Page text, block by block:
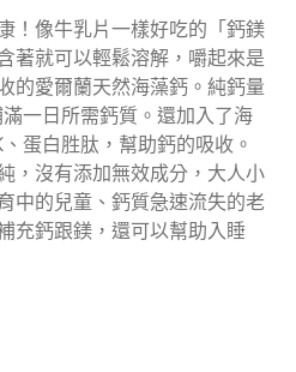
！像牛乳片一樣好吃的「鈣鎂
著就可以輕鬆溶解，嚼起來是
的愛爾蘭天然海藻鈣。純鈣量
一日所需鈣質。還加入了海
蛋白胜肽，幫助鈣的吸收。
，沒有添加無效成分，大人小
中的兒童、鈣質急速流失的老
充鈣跟鎂，還可以幫助入睡